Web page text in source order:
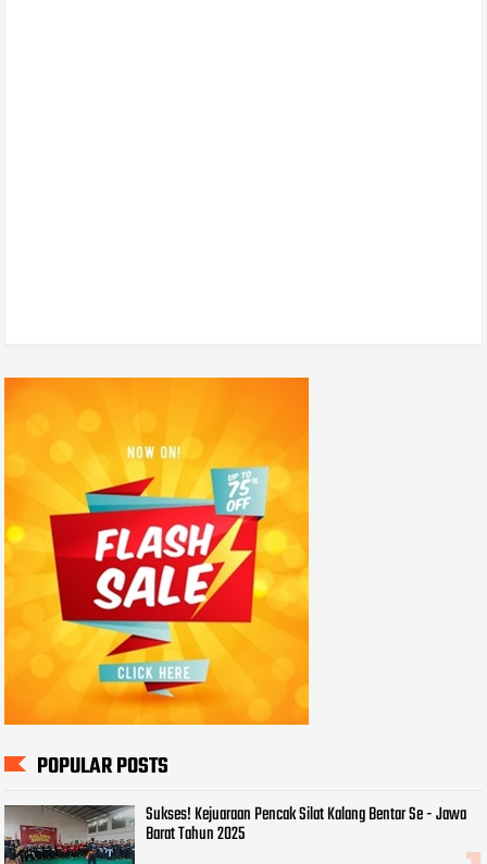
POPULAR POSTS
Sukses! Kejuaraan Pencak Silat Kalang Bentar Se - Jawa
Barat Tahun 2025